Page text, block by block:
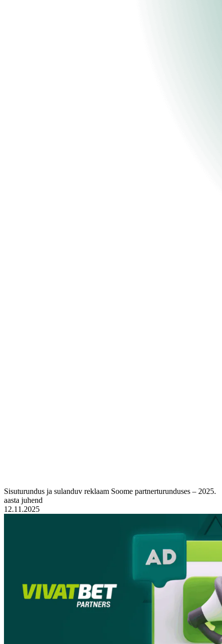
Sisuturundus ja sulanduv reklaam Soome partnerturunduses – 2025.
aasta juhend
12.11.2025